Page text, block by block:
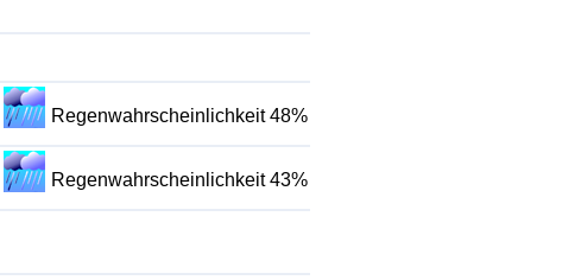
Regenwahrscheinlichkeit 48%
Regenwahrscheinlichkeit 43%